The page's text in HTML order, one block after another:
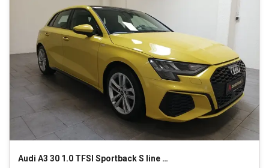
Audi A3 30 1.0 TFSI Sportback S line MHEV (EURO 6d)